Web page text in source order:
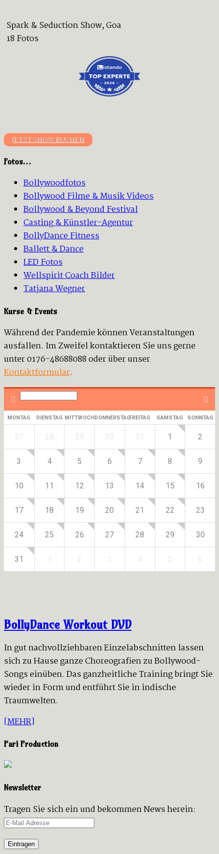
Spark & Seduction Show, Goa
18 Fotos
JETZT SHOW BUCHEN
Fotos…
Bollywoodfotos
Bollywood Filme & Musik Videos
Bollywood & Beyond Festival
Casting & Künstler-Agentur
BollyDance Fitness
Ballett & Dance
LED Fotos
Wellspirit Coach Bilder
Tatjana Wegner
Kurse & Events
Während der Pandemie können Veranstaltungen
ausfallen. Im Zweifel kontaktieren Sie uns gerne
unter 0176-48688088 oder über unser
Kontaktformular.
MONTAG DIENSTAG MITTWOCHDONNERSTAGFREITAG SAMSTAG SONNTAG
1 2
3 4 5 6 7 8 9
10 11 12 13 14 15 16
17 18 19 20 21 22 23
24 25 26 27 28 29 30
31
BollyDance Workout DVD
In gut nachvollziehbaren Einzelabschnitten lassen
sich zu Hause ganze Choreografien zu Bollywood-
Songs einüben. Das ganzheitliche Training bringt Sie
wieder in Form und entführt Sie in indische
Traumwelten.
[MEHR]
Pari Production
Newsletter
Tragen Sie sich ein und bekommen News herein: